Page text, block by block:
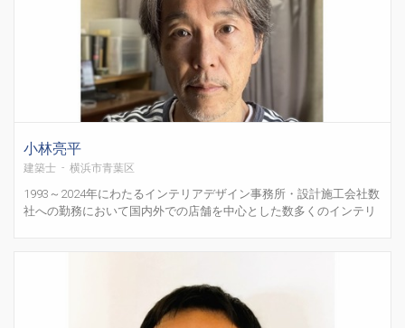
小林亮平
建築士 - 横浜市青葉区
1993～2024年にわたるインテリアデザイン事務所・設計施工会社数
社への勤務において国内外での店舗を中心とした数多くのインテリ